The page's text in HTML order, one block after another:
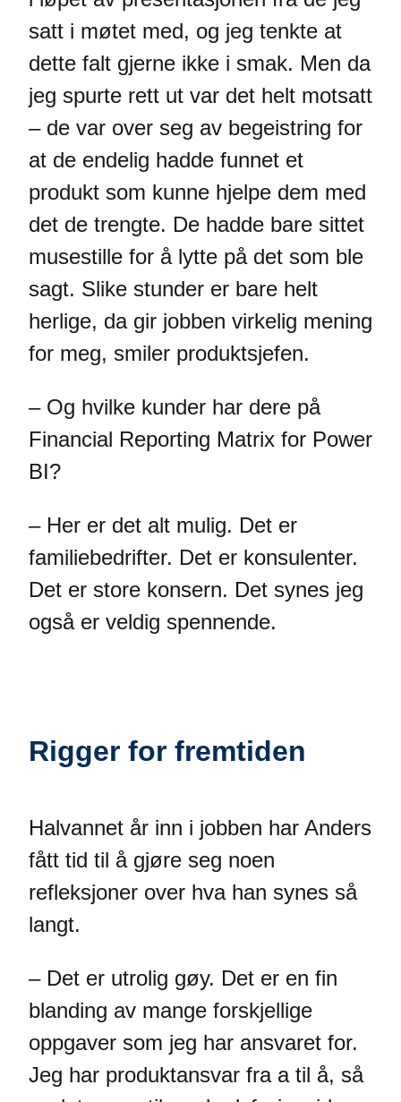
satt i møtet med, og jeg tenkte at
dette falt gjerne ikke i smak. Men da
jeg spurte rett ut var det helt motsatt
– de var over seg av begeistring for
at de endelig hadde funnet et
produkt som kunne hjelpe dem med
det de trengte. De hadde bare sittet
musestille for å lytte på det som ble
sagt. Slike stunder er bare helt
herlige, da gir jobben virkelig mening
for meg, smiler produktsjefen.
– Og hvilke kunder har dere på
Financial Reporting Matrix for Power
BI?
– Her er det alt mulig. Det er
familiebedrifter. Det er konsulenter.
Det er store konsern. Det synes jeg
også er veldig spennende.
Rigger for fremtiden
Halvannet år inn i jobben har Anders
fått tid til å gjøre seg noen
refleksjoner over hva han synes så
langt.
– Det er utrolig gøy. Det er en fin
blanding av mange forskjellige
oppgaver som jeg har ansvaret for.
Jeg har produktansvar fra a til å, så